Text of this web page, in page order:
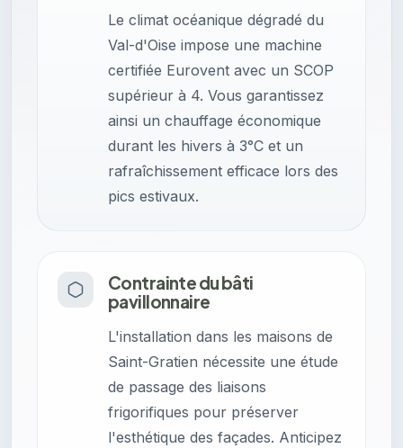
Le climat océanique dégradé du
Val-d'Oise impose une machine
certifiée Eurovent avec un SCOP
supérieur à 4. Vous garantissez
ainsi un chauffage économique
durant les hivers à 3°C et un
rafraîchissement efficace lors des
pics estivaux.
Contrainte du bâti
pavillonnaire
L'installation dans les maisons de
Saint-Gratien nécessite une étude
de passage des liaisons
frigorifiques pour préserver
l'esthétique des façades. Anticipez